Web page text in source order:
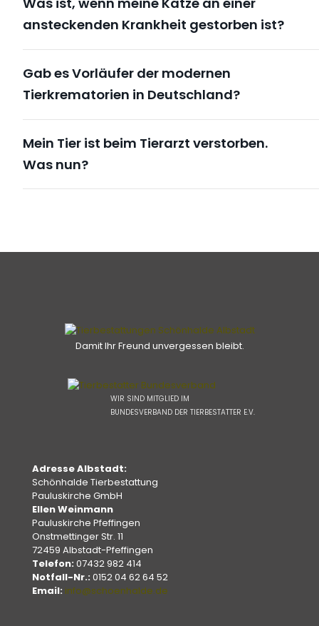
ansteckenden Krankheit gestorben ist?
Gab es Vorläufer der modernen
Tierkrematorien in Deutschland?
Mein Tier ist beim Tierarzt verstorben.
Was nun?
Damit Ihr Freund unvergessen bleibt.
WIR SIND MITGLIED IM
BUNDESVERBAND DER TIERBESTATTER E.V.
Adresse Albstadt:
Schönhalde Tierbestattung
Pauluskirche GmbH
Ellen Weinmann
Pauluskirche Pfeffingen
Onstmettinger Str. 11
72459 Albstadt-Pfeffingen
Telefon: 07432 982 414
Notfall-Nr.: 0152 04 62 64 52
Email: info@schoenhalde.de